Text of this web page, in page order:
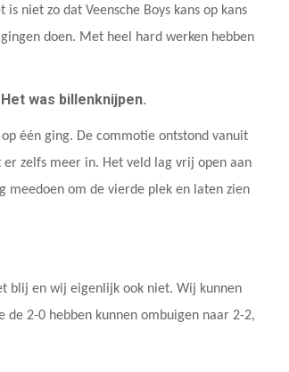
niet zo dat Veensche Boys kans op kans
doen. Met heel hard werken hebben
was billenknijpen.
één ging. De commotie ontstond vanuit
zelfs meer in. Het veld lag vrij open aan
meedoen om de vierde plek en laten zien
blij en wij eigenlijk ook niet. Wij kunnen
2-0 hebben kunnen ombuigen naar 2-2,